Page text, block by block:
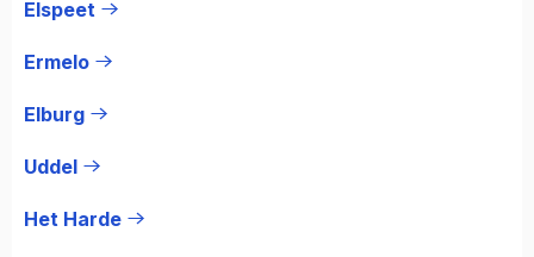
Elspeet
Ermelo
Elburg
Uddel
Het Harde